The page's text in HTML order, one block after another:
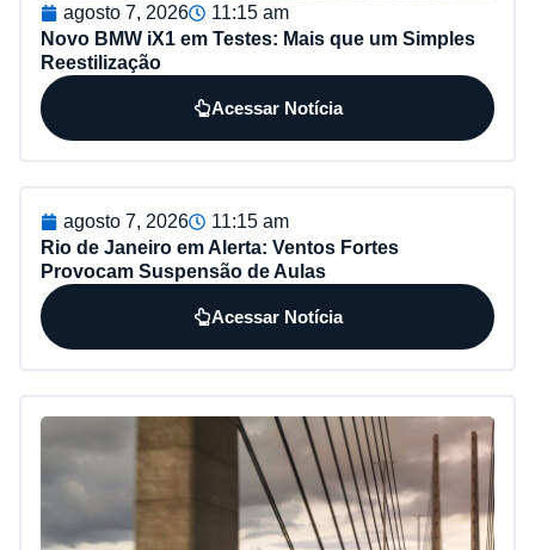
agosto 7, 2026
11:15 am
Novo BMW iX1 em Testes: Mais que um Simples
Reestilização
Acessar Notícia
agosto 7, 2026
11:15 am
Rio de Janeiro em Alerta: Ventos Fortes
Provocam Suspensão de Aulas
Acessar Notícia